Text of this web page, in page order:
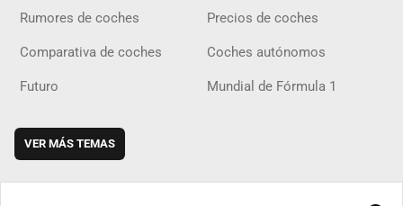
Rumores de coches Precios de coches
Comparativa de coches Coches autónomos
Futuro Mundial de Fórmula 1
VER MÁS TEMAS